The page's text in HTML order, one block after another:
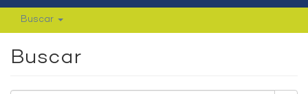
Buscar
Buscar